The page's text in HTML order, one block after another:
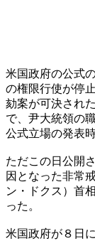
米国政府の公式
の権限行使が停
劾案が可決され
で、尹大統領の
公式立場の発表
ただこの日公開
因となった非常
ン・ドクス）首
った。
米国政府が８日